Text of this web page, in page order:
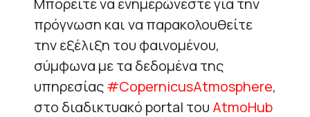
πρόγνωση και να παρακολουθείτε
την εξέλιξη του φαινομένου,
σύμφωνα με τα δεδομένα της
υπηρεσίας#CopernicusAtmosphere,
στο διαδικτυακό portal του AtmoHub